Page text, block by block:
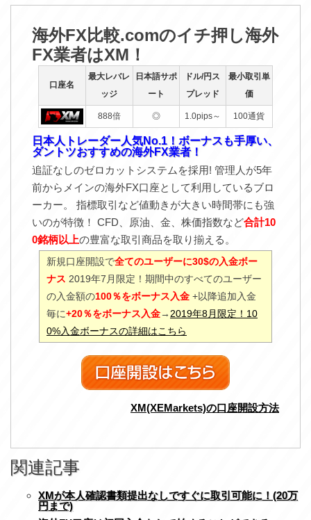
海外FX比較.comのイチ押し海外
FX業者はXM！
口座名
最大レバレ
ッジ
日本語サポ
ート
ドル/円ス
プレッド
最小取引単
価
888倍 ◎ 1.0pips～ 100通貨
日本人トレーダー人気No.1！ボーナスも手厚い、
ダントツおすすめの海外FX業者！
追証なしのゼロカットシステムを採用! 管理人が5年
前からメインの海外FX口座として利用しているブロ
ーカー。 指標取引など値動きが大きい時間帯にも強
いのが特徴！ CFD、原油、金、株価指数など合計10
0銘柄以上の豊富な取引商品を取り揃える。
新規口座開設で全てのユーザーに30$の入金ボー
ナス 2019年7月限定！期間中のすべてのユーザー
の入金額の100％をボーナス入金 +以降追加入金
毎に+20％をボーナス入金→ 2019年8月限定！10
0%入金ボーナスの詳細はこちら
XM(XEMarkets)の口座開設方法
関連記事
XMが本人確認書類提出なしですぐに取引可能に！(20万
円まで)